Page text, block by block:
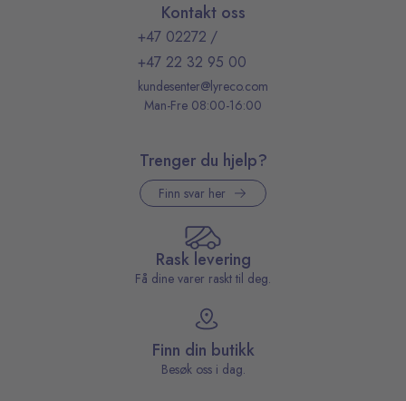
Kontakt oss
+47 02272 /
+47 22 32 95 00
kundesenter@lyreco.com
Man-Fre 08:00-16:00
Trenger du hjelp?
Finn svar her
Rask levering
Få dine varer raskt til deg.
Finn din butikk
Besøk oss i dag.